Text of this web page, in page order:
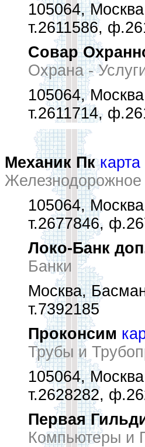
105064,
т.2611586,
Совар
Охрана -
105064,
т.2611714,
Механик Пк карта
105064,
т.2677846,
Локо-Банк
Банки
Москва,
т.7392185
Проконсим
Трубы и
105064,
т.2628282,
Первая
Компьютеры и